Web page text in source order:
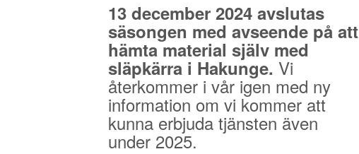
13 december 2024 avslutas
säsongen med avseende på att
hämta material själv med
släpkärra i Hakunge. Vi
återkommer i vår igen med ny
information om vi kommer att
kunna erbjuda tjänsten även
under 2025.